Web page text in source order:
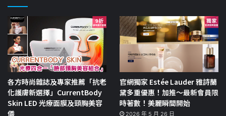
各方時尚雜誌及專家推薦「抗老
化護膚新選擇」CurrentBody
Skin LED 光療面膜及頸胸美容
儀
官網獨家 Estée Lauder 雅詩蘭
黛多重優惠！加推～最新會員限
時著數！美麗瞬間開始
2026 年 5 月 26 日